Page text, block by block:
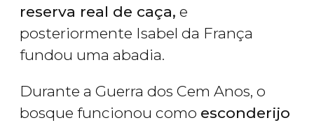
reserva real de caça, e
posteriormente Isabel da França
fundou uma abadia.
Durante a Guerra dos Cem Anos, o
bosque funcionou como esconderijo